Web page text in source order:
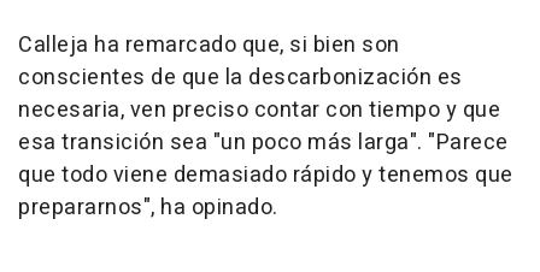
Calleja ha remarcado que, si bien son
conscientes de que la descarbonización es
necesaria, ven preciso contar con tiempo y que
esa transición sea "un poco más larga". "Parece
que todo viene demasiado rápido y tenemos que
prepararnos", ha opinado.